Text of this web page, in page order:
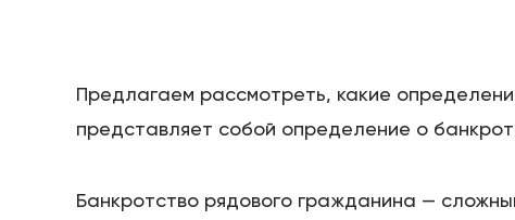
Предлагаем рассмотреть, какие
представляет собой определение о
Банкротство рядового гражданина —